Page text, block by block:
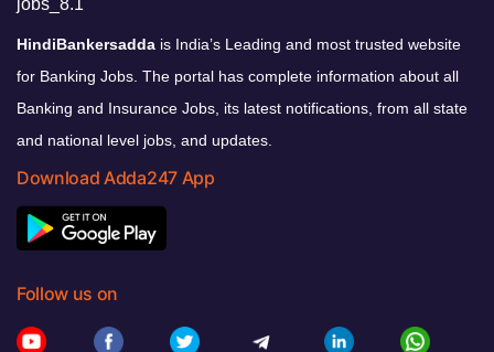
HindiBankersadda is India’s Leading and most trusted website
for Banking Jobs. The portal has complete information about all
Banking and Insurance Jobs, its latest notifications, from all state
and national level jobs, and updates.
Download Adda247 App
Follow us on